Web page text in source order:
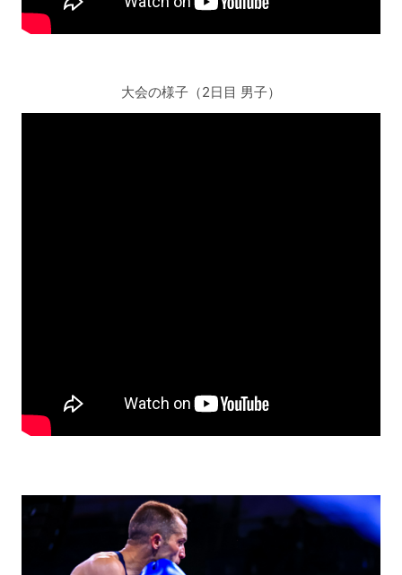
大会の様子（2日目 男子）